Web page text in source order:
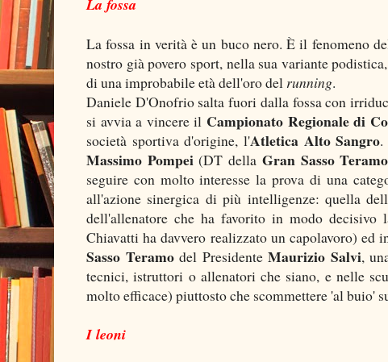
La fossa
La fossa in verità è un buco nero. È il fenomeno
nostro già povero sport, nella sua variante
di una improbabile età dell'oro del running.
Daniele D'Onofrio salta fuori dalla fossa con
si avvia a vincere il Campionato Regionale di
società sportiva d'origine, l'Atletica Alto Sangro.
Massimo Pompei (DT della Gran Sasso Teramo
seguire con molto interesse la prova di una
all'azione sinergica di più intelligenze: quella
dell'allenatore che ha favorito in modo
Chiavatti ha davvero realizzato un capolavoro) ed
Sasso Teramodel PresidenteMaurizio Salvi,
tecnici, istruttori o allenatori che siano, e nelle
molto efficace) piuttosto che scommettere 'al buio'
I leoni